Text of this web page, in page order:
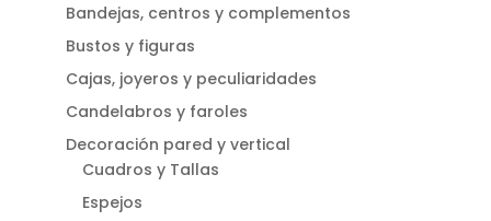
Bandejas, centros y complementos
Bustos y figuras
Cajas, joyeros y peculiaridades
Candelabros y faroles
Decoración pared y vertical
Cuadros y Tallas
Espejos